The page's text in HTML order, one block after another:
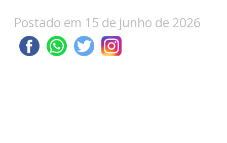
Postado em 15 de junho de 2026